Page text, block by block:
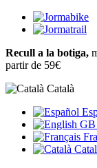
Recull a la botiga,
partir de 59€
Català